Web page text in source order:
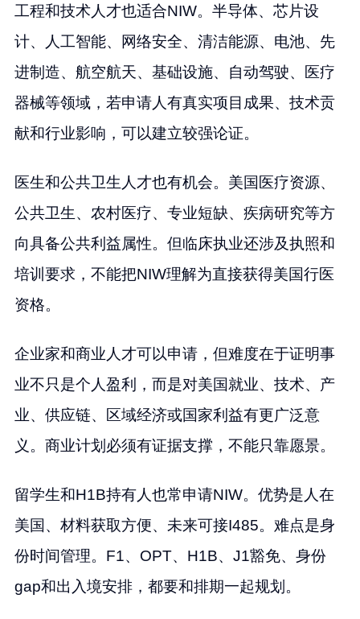
工程和技术人才也适合NIW。半导体、芯片设
计、人工智能、网络安全、清洁能源、电池、先
进制造、航空航天、基础设施、自动驾驶、医疗
器械等领域，若申请人有真实项目成果、技术贡
献和行业影响，可以建立较强论证。
医生和公共卫生人才也有机会。美国医疗资源、
公共卫生、农村医疗、专业短缺、疾病研究等方
向具备公共利益属性。但临床执业还涉及执照和
培训要求，不能把NIW理解为直接获得美国行医
资格。
企业家和商业人才可以申请，但难度在于证明事
业不只是个人盈利，而是对美国就业、技术、产
业、供应链、区域经济或国家利益有更广泛意
义。商业计划必须有证据支撑，不能只靠愿景。
留学生和H1B持有人也常申请NIW。优势是人在
美国、材料获取方便、未来可接I485。难点是身
份时间管理。F1、OPT、H1B、J1豁免、身份
gap和出入境安排，都要和排期一起规划。